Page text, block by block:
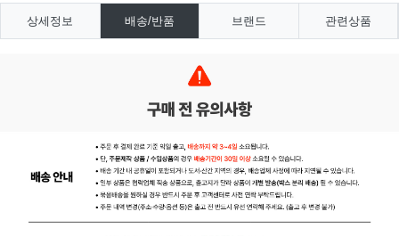
상세정보 배송/반품 브랜드 관련상품